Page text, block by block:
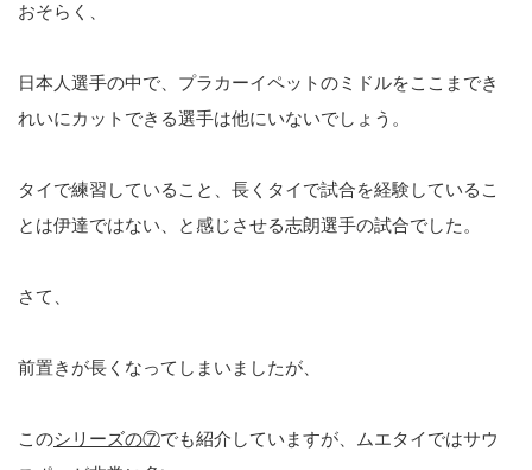
おそらく、
日本人選手の中で、プラカーイペットのミドルをここまでき
れいにカットできる選手は他にいないでしょう。
タイで練習していること、長くタイで試合を経験しているこ
とは伊達ではない、と感じさせる志朗選手の試合でした。
さて、
前置きが長くなってしまいましたが、
このシリーズの⑦でも紹介していますが、ムエタイではサウ